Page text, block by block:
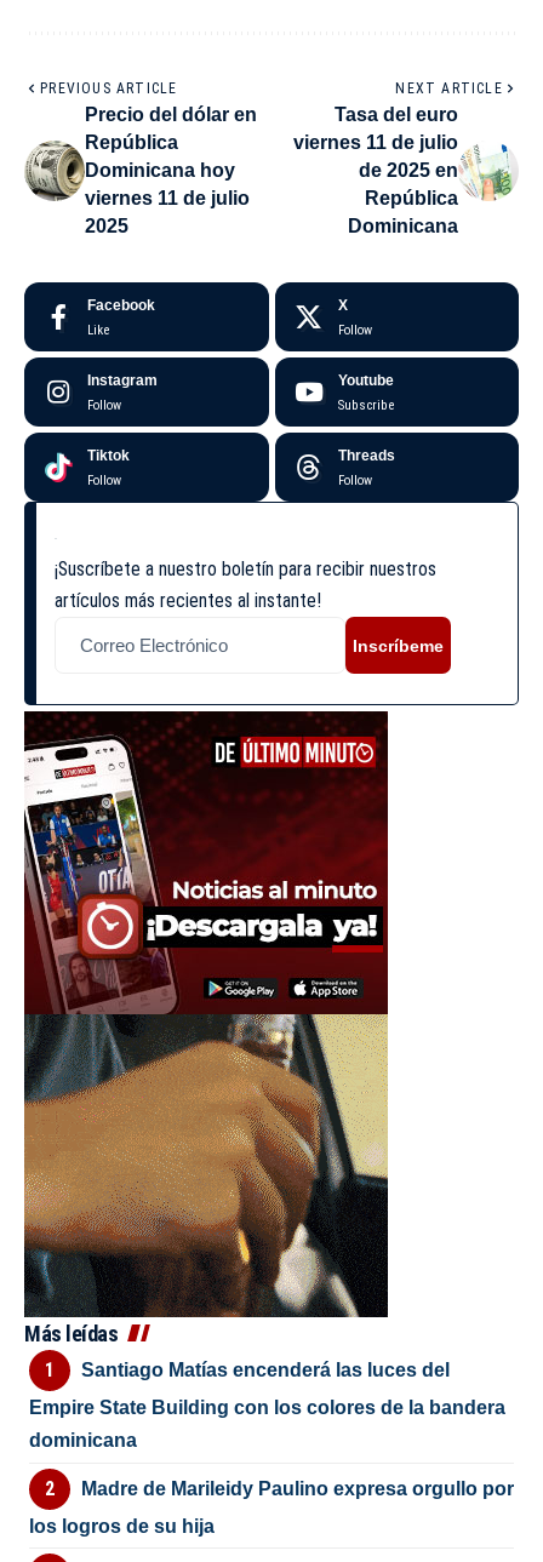
PREVIOUS ARTICLE
Precio del dólar en
República
Dominicana hoy
viernes 11 de julio
2025
NEXT ARTICLE
Tasa del euro
viernes 11 de julio
de 2025 en
República
Dominicana
Facebook
Like
X
Follow
Instagram
Follow
Youtube
Subscribe
Tiktok
Follow
Threads
Follow
¡Suscríbete a nuestro boletín para recibir nuestros
artículos más recientes al instante!
Inscríbeme
Más leídas
Santiago Matías encenderá las luces del
Empire State Building con los colores de la bandera
dominicana
Madre de Marileidy Paulino expresa orgullo por
los logros de su hija